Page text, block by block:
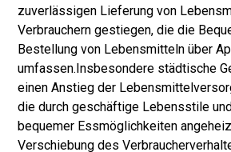
zuverlässigen Lieferung von
Verbrauchern gestiegen, die die
Bestellung von Lebensmitteln über
umfassen.Insbesondere städtische
einen Anstieg der
die durch geschäftige Lebensstile
bequemer Essmöglichkeiten
Verschiebung des